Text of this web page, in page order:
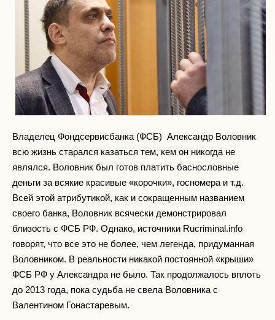
Владелец Фондсервисбанка (ФСБ) Александр Воловник
всю жизнь старался казаться тем, кем он никогда не
являлся. Воловник был готов платить баснословные
деньги за всякие красивые «корочки», госномера и т.д.
Всей этой атрибутикой, как и сокращенным названием
своего банка, Воловник всячески демонстрировал
близость с ФСБ РФ. Однако, источники Rucriminal.info
говорят, что все это не более, чем легенда, придуманная
Воловником. В реальности никакой постоянной «крыши»
ФСБ РФ у Александра не было. Так продолжалось вплоть
до 2013 года, пока судьба не свела Воловника с
Валентином Гонастаревым.